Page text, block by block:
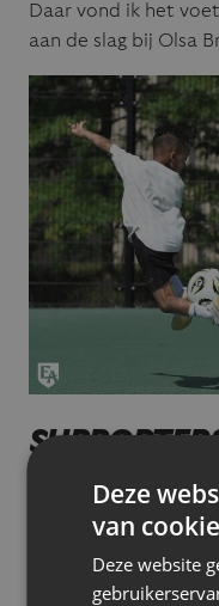
Daar vond ik het
aan de slag bij Olsa
In de wedstrijden
Aalst heb je ons
jouw rushes op de
mijn wedstrijden.
Deze
van
Deze website